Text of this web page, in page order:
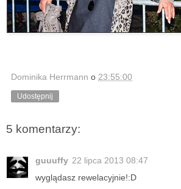
Dominika Herrmann o 23:55:00
Udostępnij
5 komentarzy:
guuuffy 22 lipca 2013 08:47
wyglądasz rewelacyjnie!:D